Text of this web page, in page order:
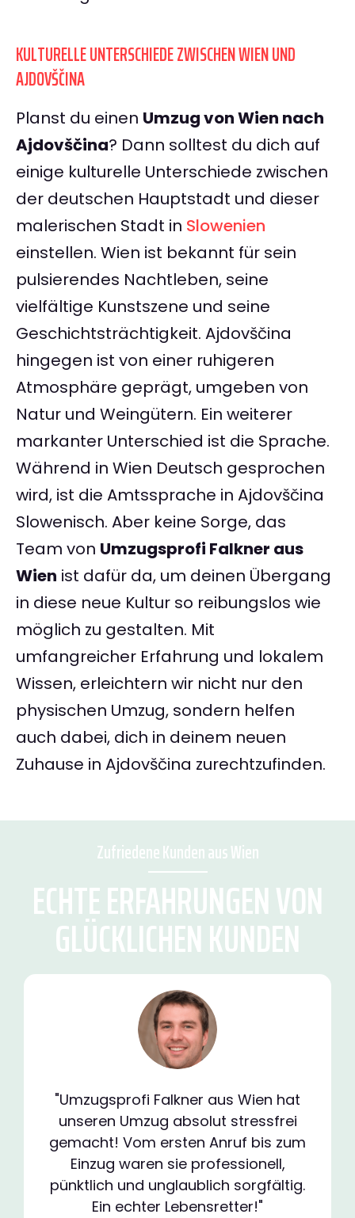
KULTURELLE UNTERSCHIEDE ZWISCHEN WIEN UND
AJDOVŠČINA
Planst du einen Umzug von Wien nach
Ajdovščina? Dann solltest du dich auf
einige kulturelle Unterschiede zwischen
der deutschen Hauptstadt und dieser
malerischen Stadt in Slowenien
einstellen. Wien ist bekannt für sein
pulsierendes Nachtleben, seine
vielfältige Kunstszene und seine
Geschichtsträchtigkeit. Ajdovščina
hingegen ist von einer ruhigeren
Atmosphäre geprägt, umgeben von
Natur und Weingütern. Ein weiterer
markanter Unterschied ist die Sprache.
Während in Wien Deutsch gesprochen
wird, ist die Amtssprache in Ajdovščina
Slowenisch. Aber keine Sorge, das
Team von Umzugsprofi Falkner aus
Wien ist dafür da, um deinen Übergang
in diese neue Kultur so reibungslos wie
möglich zu gestalten. Mit
umfangreicher Erfahrung und lokalem
Wissen, erleichtern wir nicht nur den
physischen Umzug, sondern helfen
auch dabei, dich in deinem neuen
Zuhause in Ajdovščina zurechtzufinden.
Zufriedene Kunden aus Wien
ECHTE ERFAHRUNGEN VON
GLÜCKLICHEN KUNDEN
"Umzugsprofi Falkner aus Wien hat
unseren Umzug absolut stressfrei
gemacht! Vom ersten Anruf bis zum
Einzug waren sie professionell,
pünktlich und unglaublich sorgfältig.
Ein echter Lebensretter!"